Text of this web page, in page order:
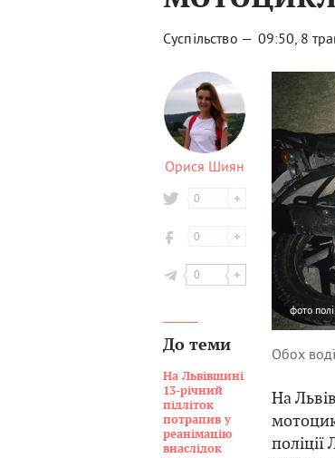
Суспільство — 09:50, 8
Орися Шиян
0
0
0
До теми
На Львівщині
13-річний
підліток
потрапив у
реанімацію
внаслідок
фото
Обох
На